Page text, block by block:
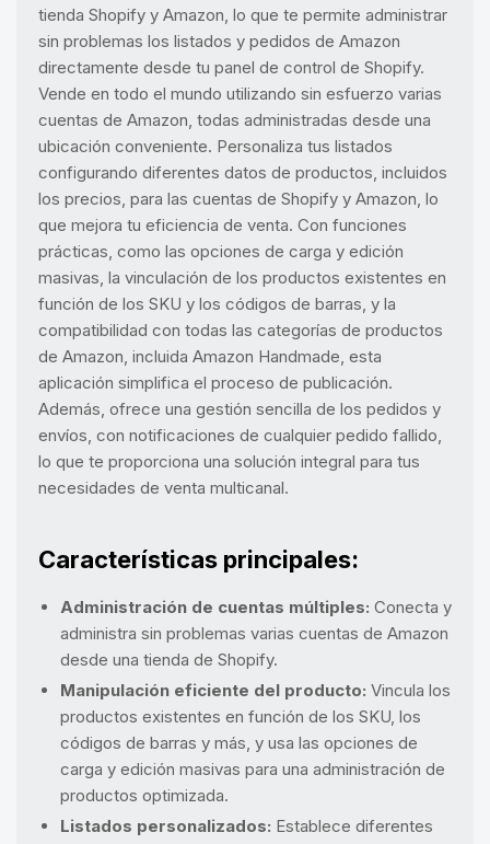
tienda Shopify y Amazon, lo que te permite administrar
sin problemas los listados y pedidos de Amazon
directamente desde tu panel de control de Shopify.
Vende en todo el mundo utilizando sin esfuerzo varias
cuentas de Amazon, todas administradas desde una
ubicación conveniente. Personaliza tus listados
configurando diferentes datos de productos, incluidos
los precios, para las cuentas de Shopify y Amazon, lo
que mejora tu eficiencia de venta. Con funciones
prácticas, como las opciones de carga y edición
masivas, la vinculación de los productos existentes en
función de los SKU y los códigos de barras, y la
compatibilidad con todas las categorías de productos
de Amazon, incluida Amazon Handmade, esta
aplicación simplifica el proceso de publicación.
Además, ofrece una gestión sencilla de los pedidos y
envíos, con notificaciones de cualquier pedido fallido,
lo que te proporciona una solución integral para tus
necesidades de venta multicanal.
Características principales:
Administración de cuentas múltiples: Conecta y
administra sin problemas varias cuentas de Amazon
desde una tienda de Shopify.
Manipulación eficiente del producto: Vincula los
productos existentes en función de los SKU, los
códigos de barras y más, y usa las opciones de
carga y edición masivas para una administración de
productos optimizada.
Listados personalizados: Establece diferentes